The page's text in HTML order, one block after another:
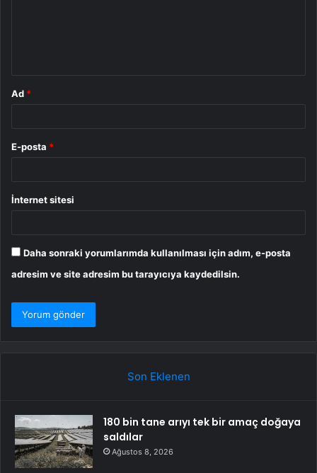
Ad *
E-posta *
İnternet sitesi
Daha sonraki yorumlarımda kullanılması için adım, e-posta
adresim ve site adresim bu tarayıcıya kaydedilsin.
Son Eklenen
180 bin tane arıyı tek bir amaç doğaya
saldılar
Ağustos 8, 2026